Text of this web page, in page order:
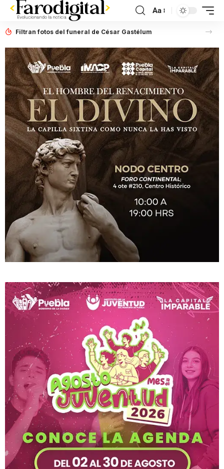
Aa
Filtran fotos del funeral de César Gastélum